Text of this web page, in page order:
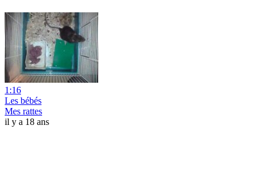
1:16
Les bébés
Mes rattes
il y a 18 ans